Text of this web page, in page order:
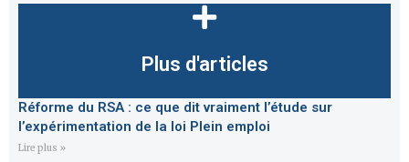
Plus d'articles
Réforme du RSA : ce que dit vraiment l’étude sur
l’expérimentation de la loi Plein emploi
Lire plus »